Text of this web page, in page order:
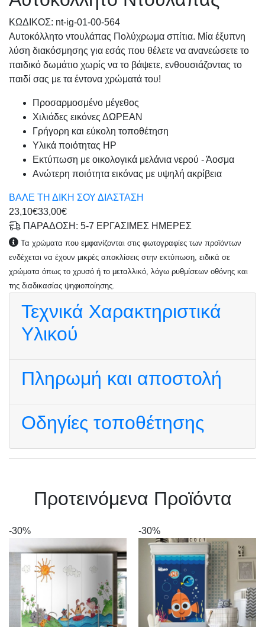
KΩΔΙΚΟΣ: nt-ig-01-00-564
Αυτοκόλλητο ντουλάπας Πολύχρωμα σπίτια. Μία έξυπνη
λύση διακόσμησης για εσάς που θέλετε να ανανεώσετε το
παιδικό δωμάτιο χωρίς να το βάψετε, ενθουσιάζοντας το
παιδί σας με τα έντονα χρώματά του!
Προσαρμοσμένo μέγεθος
Χιλιάδες εικόνες ΔΩΡΕΑΝ
Γρήγορη και εύκολη τοποθέτηση
Υλικά ποιότητας HP
Εκτύπωση με οικολογικά μελάνια νερού - Άοσμα
Ανώτερη ποιότητα εικόνας με υψηλή ακρίβεια
ΒΑΛΕ ΤΗ ΔΙΚΗ ΣΟΥ ΔΙΑΣΤΑΣΗ
23,10€33,00€
ΠΑΡΑΔΟΣΗ: 5-7 ΕΡΓΑΣΙΜΕΣ ΗΜΕΡΕΣ
Τα χρώματα που εμφανίζονται στις φωτογραφίες των προϊόντων
ενδέχεται να έχουν μικρές αποκλίσεις στην εκτύπωση, ειδικά σε
χρώματα όπως το χρυσό ή το μεταλλικό, λόγω ρυθμίσεων οθόνης και
της διαδικασίας ψηφιοποίησης.
Τεχνικά Χαρακτηριστικά
Υλικού
Πληρωμή και αποστολή
Οδηγίες τοποθέτησης
Πρoτεινόμενα Προϊόντα
-30% -30%